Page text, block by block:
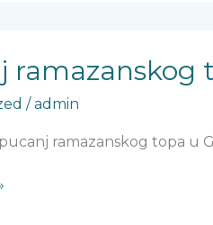
ramazanskog
/admin
ramazanskog topa u